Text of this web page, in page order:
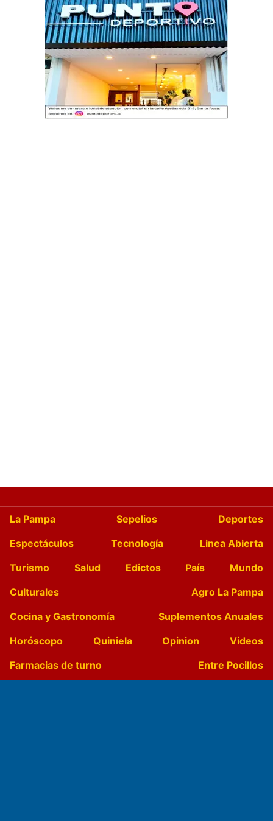
La Pampa Sepelios
Deportes
Espectáculos
Tecnología
Linea Abierta
Turismo
Salud Edictos País
Mundo
Culturales
Agro La Pampa
Cocina y Gastronomía
Suplementos Anuales
Horóscopo
Quiniela Opinion
Videos
Farmacias de turno
Entre Pocillos